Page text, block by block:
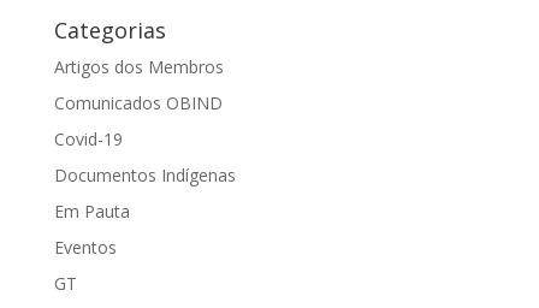
Categorias
Artigos dos Membros
Comunicados OBIND
Covid-19
Documentos Indígenas
Em Pauta
Eventos
GT